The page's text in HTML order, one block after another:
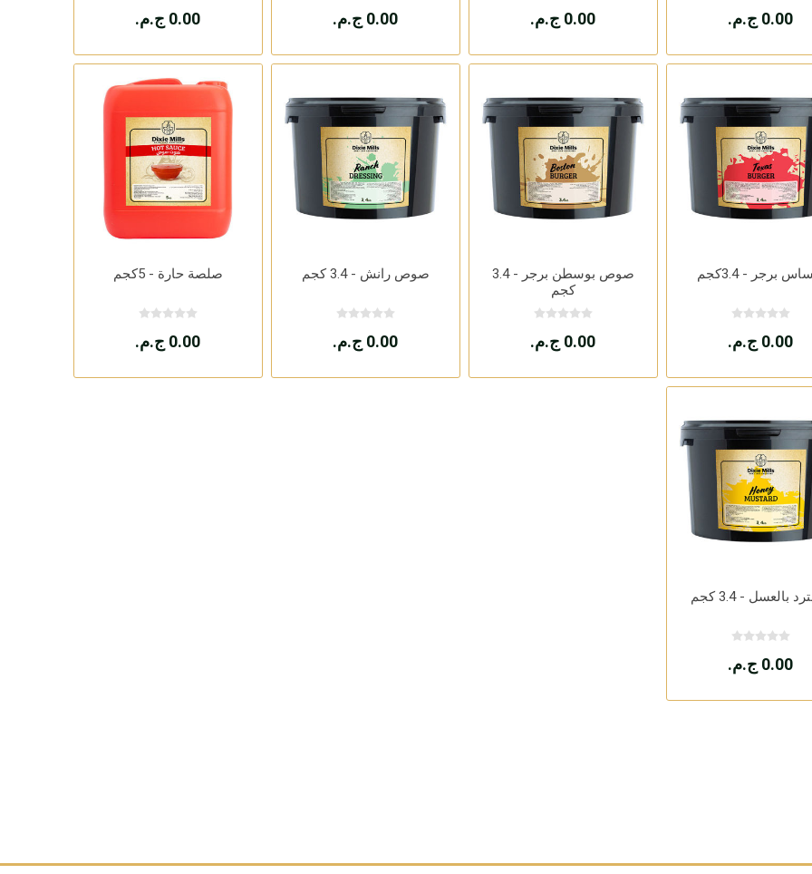
0.00 ج.م. 0.00 ج.م. 0.00 ج.م. 0.00 ج.م.
برجر - 3.4كجم
0.00 ج.م.
صوص بوسطن برجر - 3.4
كجم
0.00 ج.م.
صوص رانش - 3.4 كجم
0.00 ج.م.
صلصة حارة - 5كجم
0.00 ج.م.
بالعسل - 3.4 كجم
0.00 ج.م.